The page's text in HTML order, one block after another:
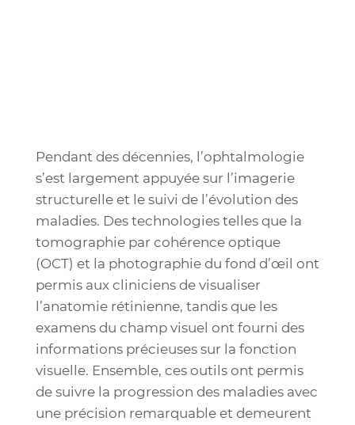
Pendant des décennies, l’ophtalmologie
s’est largement appuyée sur l’imagerie
structurelle et le suivi de l’évolution des
maladies. Des technologies telles que la
tomographie par cohérence optique
(OCT) et la photographie du fond d’œil ont
permis aux cliniciens de visualiser
l’anatomie rétinienne, tandis que les
examens du champ visuel ont fourni des
informations précieuses sur la fonction
visuelle. Ensemble, ces outils ont permis
de suivre la progression des maladies avec
une précision remarquable et demeurent